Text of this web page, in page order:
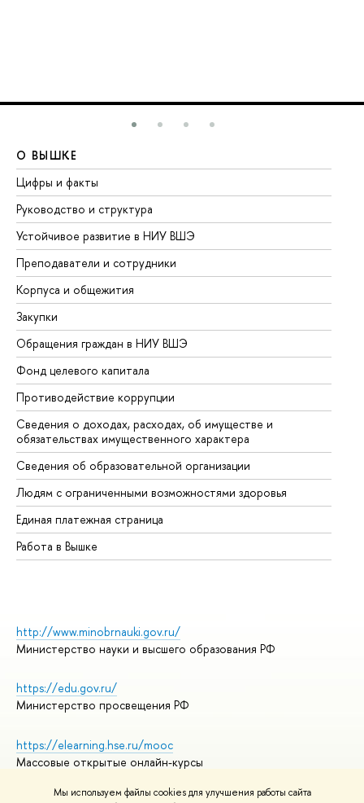
Мы используем файлы cookies для улучшения работы сайта
О ВЫШКЕ
Цифры и факты
Руководство и структура
Устойчивое развитие в НИУ ВШЭ
Преподаватели и сотрудники
Корпуса и общежития
Закупки
Обращения граждан в НИУ ВШЭ
Фонд целевого капитала
Противодействие коррупции
Сведения о доходах, расходах, об имуществе и
обязательствах имущественного характера
Сведения об образовательной организации
Людям с ограниченными возможностями здоровья
Единая платежная страница
Работа в Вышке
http://www.minobrnauki.gov.ru/
Министерство науки и высшего образования РФ
https://edu.gov.ru/
Министерство просвещения РФ
https://elearning.hse.ru/mooc
Массовые открытые онлайн-курсы